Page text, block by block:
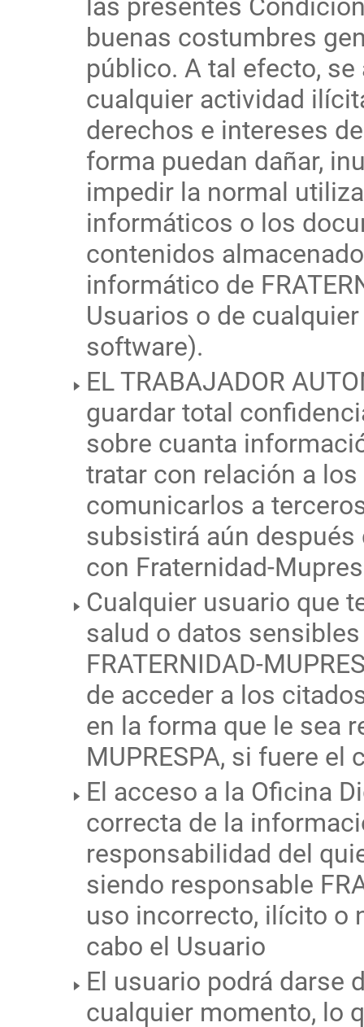
las presentes
buenas costumbres
público. A tal efecto,
cualquier actividad
derechos e intereses
forma puedan dañar,
impedir la normal
informáticos o los
contenidos
informático de
Usuarios o de
software).
EL TRABAJADOR
guardar total
sobre cuanta
tratar con relación a
comunicarlos a
subsistirá aún
con Fraternidad-
Cualquier usuario que
salud o datos
FRATERNIDAD-
de acceder a los
en la forma que le sea
MUPRESPA, si fuere el
El acceso a la Oficina
correcta de la
responsabilidad del
siendo responsable
uso incorrecto, ilícito o
cabo el Usuario
El usuario podrá darse
cualquier momento, lo